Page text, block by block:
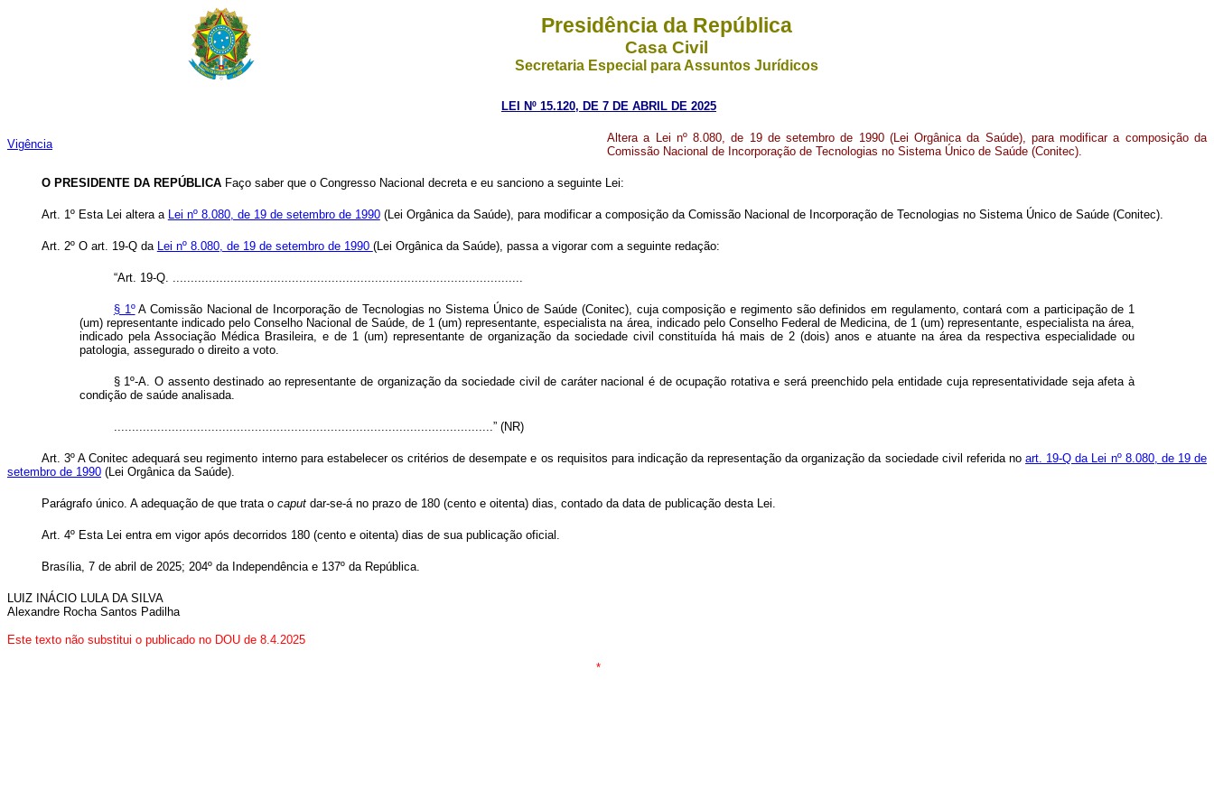
Presidência da República
Casa Civil
Secretaria Especial para Assuntos Jurídicos
LEI Nº 15.120, DE 7 DE ABRIL DE 2025
Vigência
Altera a Lei nº 8.080, de 19 de setembro de 1990 (Lei Orgânica da Saúde), para modificar a composição da
Comissão Nacional de Incorporação de Tecnologias no Sistema Único de Saúde (Conitec).
O PRESIDENTE DA REPÚBLICAFaço saber que o Congresso Nacional decreta e eu sanciono a seguinte Lei:
Art. 1º Esta Lei altera a Lei nº 8.080, de 19 de setembro de 1990(Lei Orgânica da Saúde), para modificar a composição da Comissão Nacional de Incorporação de Tecnologias no Sistema Único de Saúde (Conitec).
Art. 2ºO art. 19-Q da Lei nº 8.080, de 19 de setembro de 1990 (Lei Orgânica da Saúde), passa a vigorar com a seguinte redação:
“Art. 19-Q. .................................................................................................
§ 1ºA Comissão Nacional de Incorporação de Tecnologias no Sistema Único de Saúde (Conitec), cuja composição e regimento são definidos em regulamento, contará com a participação de 1
(um) representante indicado pelo Conselho Nacional de Saúde, de 1 (um) representante, especialista na área, indicado pelo Conselho Federal de Medicina, de 1 (um) representante, especialista na área,
indicado pela Associação Médica Brasileira, e de 1 (um) representante de organização da sociedade civil constituída há mais de 2 (dois) anos e atuante na área da respectiva especialidade ou
patologia, assegurado o direito a voto.
§ 1º-A. O assento destinado ao representante de organização da sociedade civil de caráter nacional é de ocupação rotativa e será preenchido pela entidade cuja representatividade seja afeta à
condição de saúde analisada.
.........................................................................................................” (NR)
Art. 3ºA Conitec adequará seu regimento interno para estabelecer os critérios de desempate e os requisitos para indicação da representação da organização da sociedade civil referida noart. 19-Q da Lei nº 8.080, de 19 de
setembro de 1990 (Lei Orgânica da Saúde).
Parágrafo único. A adequação de que trata o caputdar-se-á no prazo de 180 (cento e oitenta) dias, contado da data de publicação desta Lei.
Art. 4ºEsta Lei entra em vigor após decorridos 180 (cento e oitenta) dias de sua publicação oficial.
Brasília, 7 de abril de 2025; 204º da Independência e 137º da República.
LUIZ INÁCIO LULA DA SILVA
Alexandre Rocha Santos Padilha
Este texto não substitui o publicado no DOU de 8.4.2025
*